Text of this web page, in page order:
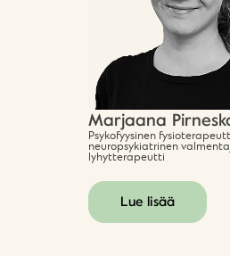
Marjaana
Psykofyysinen
neuropsykiatrinen
lyhytterapeutti
Lue lisää